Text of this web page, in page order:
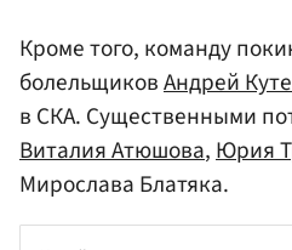
Кроме того, команду
болельщиковАндрей
в СКА. Существенными
Виталия Атюшова,Юрия
Мирослава Блатяка.